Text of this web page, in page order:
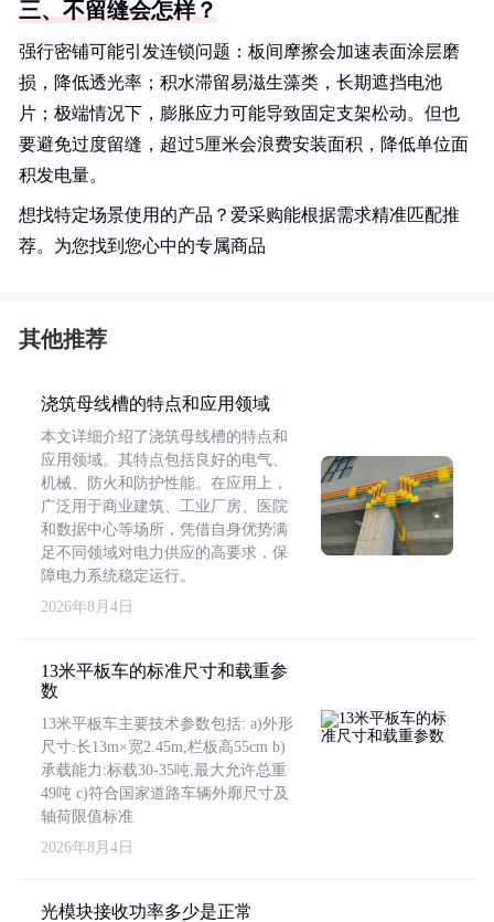
三、不留缝会怎样？
强行密铺可能引发连锁问题：板间摩擦会加速表面涂层磨
损，降低透光率；积水滞留易滋生藻类，长期遮挡电池
片；极端情况下，膨胀应力可能导致固定支架松动。但也
要避免过度留缝，超过5厘米会浪费安装面积，降低单位面
积发电量。
想找特定场景使用的产品？爱采购能根据需求精准匹配推
荐。为您找到您心中的专属商品
其他推荐
浇筑母线槽的特点和应用领域
本文详细介绍了浇筑母线槽的特点和
应用领域。其特点包括良好的电气、
机械、防火和防护性能。在应用上，
广泛用于商业建筑、工业厂房、医院
和数据中心等场所，凭借自身优势满
足不同领域对电力供应的高要求，保
障电力系统稳定运行。
2026年8月4日
13米平板车的标准尺寸和载重参
数
13米平板车主要技术参数包括: a)外形
尺寸:长13m×宽2.45m,栏板高55cm b)
承载能力:标载30-35吨,最大允许总重
49吨 c)符合国家道路车辆外廓尺寸及
轴荷限值标准
2026年8月4日
光模块接收功率多少是正常